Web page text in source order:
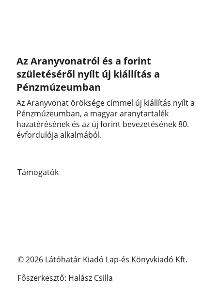
Az Aranyvonatról és a forint
születéséről nyílt új kiállítás a
Pénzmúzeumban
Az Aranyvonat öröksége címmel új kiállítás nyílt a
Pénzmúzeumban, a magyar aranytartalék
hazatérésének és az új forint bevezetésének 80.
évfordulója alkalmából.
Támogatók
© 2026 Látóhatár Kiadó Lap-és Könyvkiadó Kft.
Főszerkesztő: Halász Csilla